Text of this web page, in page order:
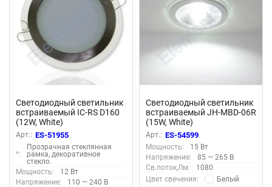
Светодиодный светильник
встраиваемый IC-RS D160
(12W, White)
Арт.: ES-51955
*:
Прозрачная стеклянная
рамка, декоративное
стекло.
Мощность:
12 Вт
Напряжение:
110 — 240 В
Светодиодный светильник
встраиваемый JH-MBD-06R
(15W, White)
Арт.: ES-54599
Мощность:
15 Вт
Напряжение:
85 — 265 В
Св.поток,Лм:
1080
Цвет свечения:
Белый